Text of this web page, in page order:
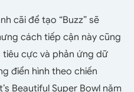
cãi để tạo “Buzz” sẽ
cách tiếp cận này cũng
cực và phản ứng dữ
điển hình theo chiến
Beautiful Super Bowl năm